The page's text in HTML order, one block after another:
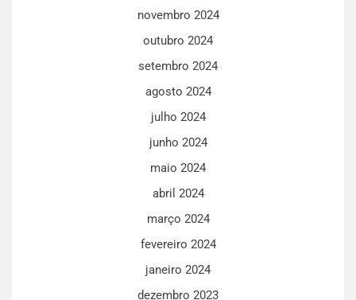
novembro 2024
outubro 2024
setembro 2024
agosto 2024
julho 2024
junho 2024
maio 2024
abril 2024
março 2024
fevereiro 2024
janeiro 2024
dezembro 2023